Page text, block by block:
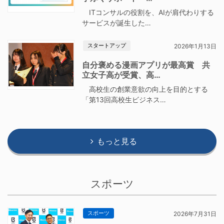
ITコンサルの役割を、AIが肩代わりする
サービスが誕生した…
スタートアップ 2026年1月13日
自分褒める漫画アプリが最高賞 共
立女子高が受賞、高…
高校生の創業意欲の向上を目的とする
「第13回高校生ビジネス…
もっと見る
スポーツ
スポーツ 2026年7月31日